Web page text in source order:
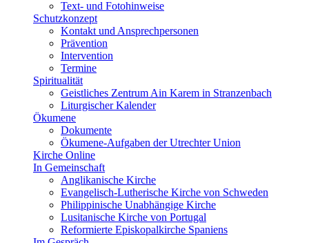
Text- und Fotohinweise
Schutzkonzept
Kontakt und Ansprechpersonen
Prävention
Intervention
Termine
Spiritualität
Geistliches Zentrum Ain Karem in Stranzenbach
Liturgischer Kalender
Ökumene
Dokumente
Ökumene-Aufgaben der Utrechter Union
Kirche Online
In Gemeinschaft
Anglikanische Kirche
Evangelisch-Lutherische Kirche von Schweden
Philippinische Unabhängige Kirche
Lusitanische Kirche von Portugal
Reformierte Episkopalkirche Spaniens